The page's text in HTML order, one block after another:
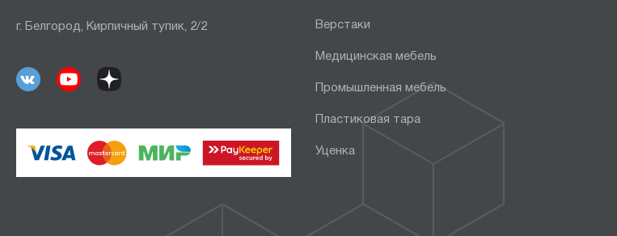
г. Белгород, Кирпичный тупик, 2/2 Верстаки
Медицинская мебель
Промышленная мебель
Пластиковая тара
Уценка